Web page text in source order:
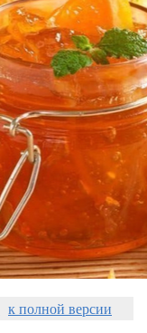
к полной версии